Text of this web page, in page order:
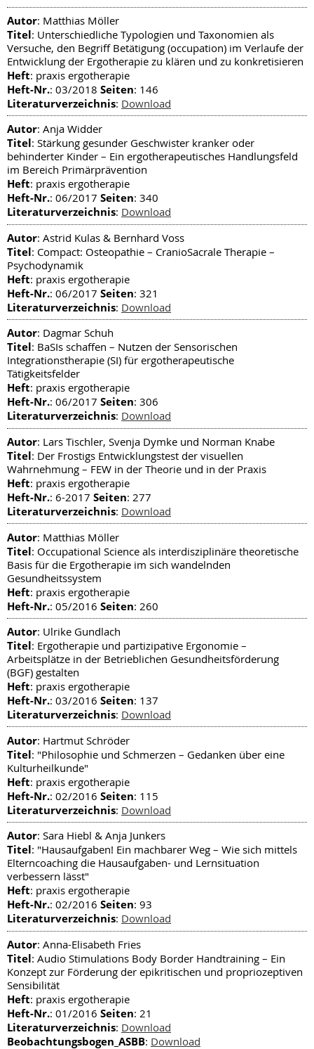
Autor: Matthias Möller
Titel: Unterschiedliche Typologien und Taxonomien als
Versuche, den Begriff Betätigung (occupation) im Verlaufe der
Entwicklung der Ergotherapie zu klären und zu konkretisieren
Heft: praxis ergotherapie
Heft-Nr.: 03/2018 Seiten: 146
Literaturverzeichnis: Download
Autor: Anja Widder
Titel: Stärkung gesunder Geschwister kranker oder
behinderter Kinder – Ein ergotherapeutisches Handlungsfeld
im Bereich Primärprävention
Heft: praxis ergotherapie
Heft-Nr.: 06/2017 Seiten: 340
Literaturverzeichnis: Download
Autor: Astrid Kulas & Bernhard Voss
Titel: Compact: Osteopathie – CranioSacrale Therapie –
Psychodynamik
Heft: praxis ergotherapie
Heft-Nr.: 06/2017 Seiten: 321
Literaturverzeichnis: Download
Autor: Dagmar Schuh
Titel: BaSIs schaffen – Nutzen der Sensorischen
Integrationstherapie (SI) für ergotherapeutische
Tätigkeitsfelder
Heft: praxis ergotherapie
Heft-Nr.: 06/2017 Seiten: 306
Literaturverzeichnis: Download
Autor: Lars Tischler, Svenja Dymke und Norman Knabe
Titel: Der Frostigs Entwicklungstest der visuellen
Wahrnehmung – FEW in der Theorie und in der Praxis
Heft: praxis ergotherapie
Heft-Nr.: 6-2017 Seiten: 277
Literaturverzeichnis: Download
Autor: Matthias Möller
Titel: Occupational Science als interdisziplinäre theoretische
Basis für die Ergotherapie im sich wandelnden
Gesundheitssystem
Heft: praxis ergotherapie
Heft-Nr.: 05/2016 Seiten: 260
Autor: Ulrike Gundlach
Titel: Ergotherapie und partizipative Ergonomie –
Arbeitsplätze in der Betrieblichen Gesundheitsförderung
(BGF) gestalten
Heft: praxis ergotherapie
Heft-Nr.: 03/2016 Seiten: 137
Literaturverzeichnis: Download
Autor: Hartmut Schröder
Titel: "Philosophie und Schmerzen – Gedanken über eine
Kulturheilkunde"
Heft: praxis ergotherapie
Heft-Nr.: 02/2016 Seiten: 115
Literaturverzeichnis: Download
Autor: Sara Hiebl & Anja Junkers
Titel: "Hausaufgaben! Ein machbarer Weg – Wie sich mittels
Elterncoaching die Hausaufgaben- und Lernsituation
verbessern lässt"
Heft: praxis ergotherapie
Heft-Nr.: 02/2016 Seiten: 93
Literaturverzeichnis: Download
Autor: Anna-Elisabeth Fries
Titel: Audio Stimulations Body Border Handtraining – Ein
Konzept zur Förderung der epikritischen und propriozeptiven
Sensibilität
Heft: praxis ergotherapie
Heft-Nr.: 01/2016 Seiten: 21
Literaturverzeichnis: Download
Beobachtungsbogen_ASBB: Download